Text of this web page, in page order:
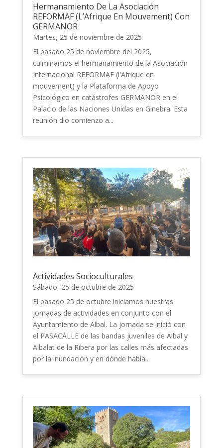
Hermanamiento De La Asociación
REFORMAF (l’Afrique En Mouvement) Con
GERMANOR
Martes, 25 de noviembre de 2025
El pasado 25 de noviembre del 2025,
culminamos el hermanamiento de la Asociación
Internacional REFORMAF (l'Afrique en
mouvement) y la Plataforma de Apoyo
Psicológico en catástrofes GERMANOR en el
Palacio de las Naciones Unidas en Ginebra. Esta
reunión dio comienzo a...
Actividades Socioculturales
Sábado, 25 de octubre de 2025
El pasado 25 de octubre iniciamos nuestras
jornadas de actividades en conjunto con el
Ayuntamiento de Albal. La jornada se inició con
el PASACALLE de las bandas juveniles de Albal y
Albalat de la Ribera por las calles más afectadas
por la inundación y en dónde había...